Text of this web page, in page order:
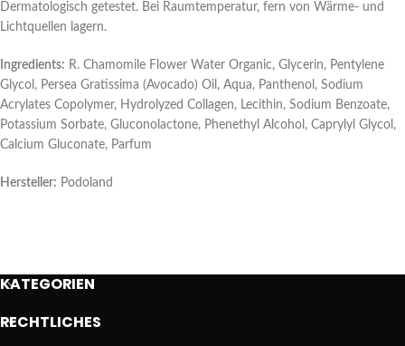
Dermatologisch getestet. Bei Raumtemperatur, fern von Wärme- und
Lichtquellen lagern.
Ingredients: R. Chamomile Flower Water Organic, Glycerin, Pentylene
Glycol, Persea Gratissima (Avocado) Oil, Aqua, Panthenol, Sodium
Acrylates Copolymer, Hydrolyzed Collagen, Lecithin, Sodium Benzoate,
Potassium Sorbate, Gluconolactone, Phenethyl Alcohol, Caprylyl Glycol,
Calcium Gluconate, Parfum
Hersteller: Podoland
KATEGORIEN
RECHTLICHES